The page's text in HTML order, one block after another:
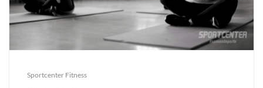
Sportcenter Fitness